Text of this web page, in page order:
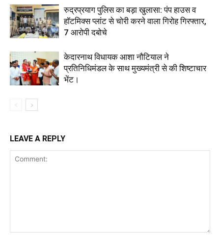
रुद्रप्रयाग पुलिस का बड़ा खुलासा: पंप हाउस व
हॉटमिक्स प्लांट से चोरी करने वाला गिरोह गिरफ्तार,
7 आरोपी दबोचे
केदारनाथ विधायक आशा नौटियाल ने
प्रतिनिधिमंडल के साथ मुख्यमंत्री से की शिष्टाचार
भेंट।
LEAVE A REPLY